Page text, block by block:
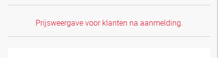
Prijsweergave voor klanten na aanmelding.